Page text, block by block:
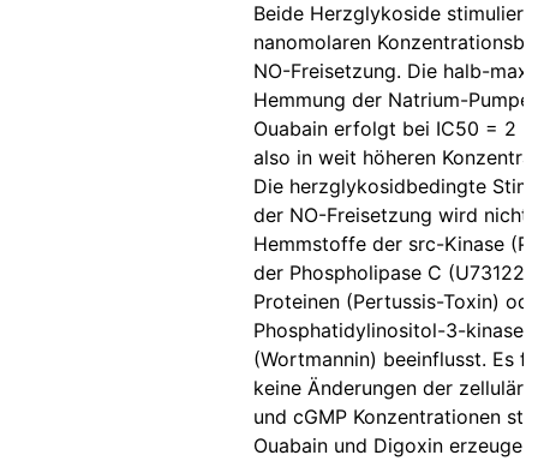
Beide Herzglykoside
nanomolaren
NO-Freisetzung. Die halb-
Hemmung der Natrium-Pumpe
Ouabain erfolgt bei IC50 = 2 x
also in weit höheren
Die herzglykosidbedingte
der NO-Freisetzung wird nicht
Hemmstoffe der src-Kinase
der Phospholipase C
Proteinen (Pertussis-Toxin)
Phosphatidylinositol-3-kinase
(Wortmannin) beeinflusst. Es
keine Änderungen der
und cGMP Konzentrationen
Ouabain und Digoxin erzeugen